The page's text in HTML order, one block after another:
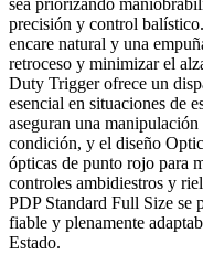
sea priorizando
precisión y control
encare natural y una
retroceso y minimizar el
Duty Trigger ofrece un
esencial en situaciones de
aseguran una
condición, y el diseño
ópticas de punto rojo para
controles ambidiestros y
PDP Standard Full Size se
fiable y plenamente
Estado.